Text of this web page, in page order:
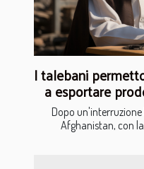
I talebani
a esportare
Dopo
Afghanistan, con la